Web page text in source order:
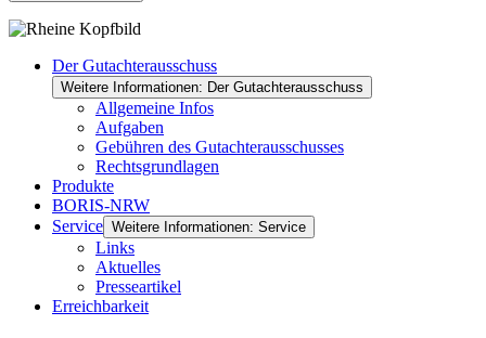
Der Gutachterausschuss
Weitere Informationen: Der Gutachterausschuss
Allgemeine Infos
Aufgaben
Gebühren des Gutachterausschusses
Rechtsgrundlagen
Produkte
BORIS-NRW
Service Weitere Informationen: Service
Links
Aktuelles
Presseartikel
Erreichbarkeit